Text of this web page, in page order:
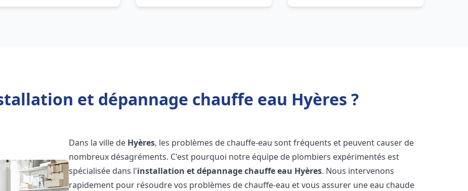
et dépannage chauffe eau Hyères ?
Dans la ville de Hyères, les problèmes de chauffe-eau sont fréquents et peuvent causer de
nombreux désagréments. C'est pourquoi notre équipe de plombiers expérimentés est
spécialisée dans l'installation et dépannage chauffe eau Hyères. Nous intervenons
rapidement pour résoudre vos problèmes de chauffe-eau et vous assurer une eau chaude